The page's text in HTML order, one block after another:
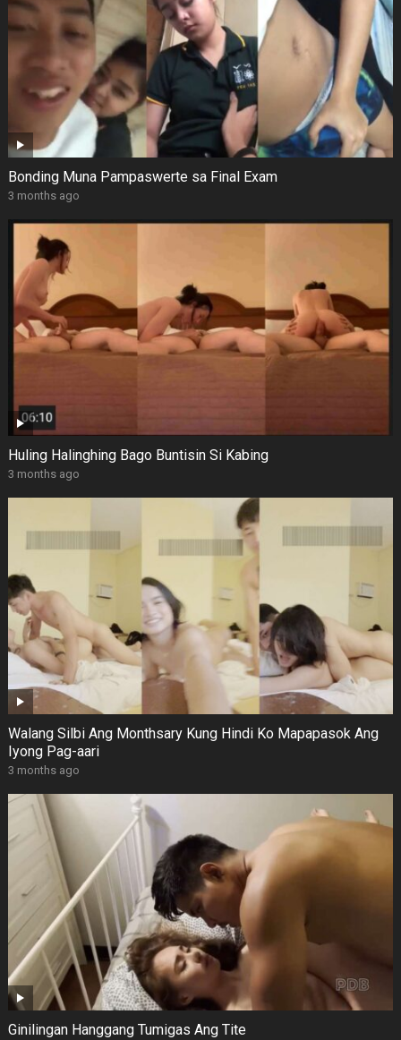
Bonding Muna Pampaswerte sa Final Exam
3 months ago
Huling Halinghing Bago Buntisin Si Kabing
3 months ago
Walang Silbi Ang Monthsary Kung Hindi Ko Mapapasok Ang
Iyong Pag-aari
3 months ago
Ginilingan Hanggang Tumigas Ang Tite